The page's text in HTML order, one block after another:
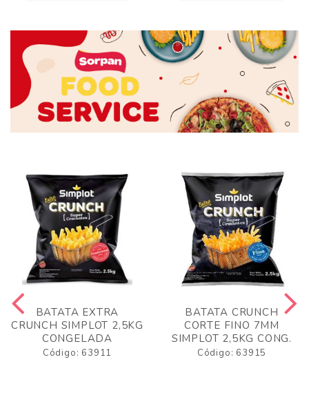
BATATA EXTRA
CRUNCH SIMPLOT 2,5KG
CONGELADA
Código: 63911
BATATA CRUNCH
CORTE FINO 7MM
SIMPLOT 2,5KG CONG.
Código: 63915